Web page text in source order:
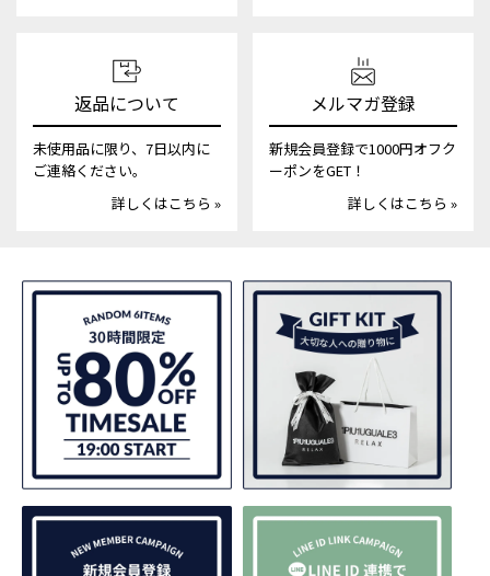
返品について
未使用品に限り、7日以内に
ご連絡ください。
詳しくはこちら »
メルマガ登録
新規会員登録で1000円オフク
ーポンをGET！
詳しくはこちら »